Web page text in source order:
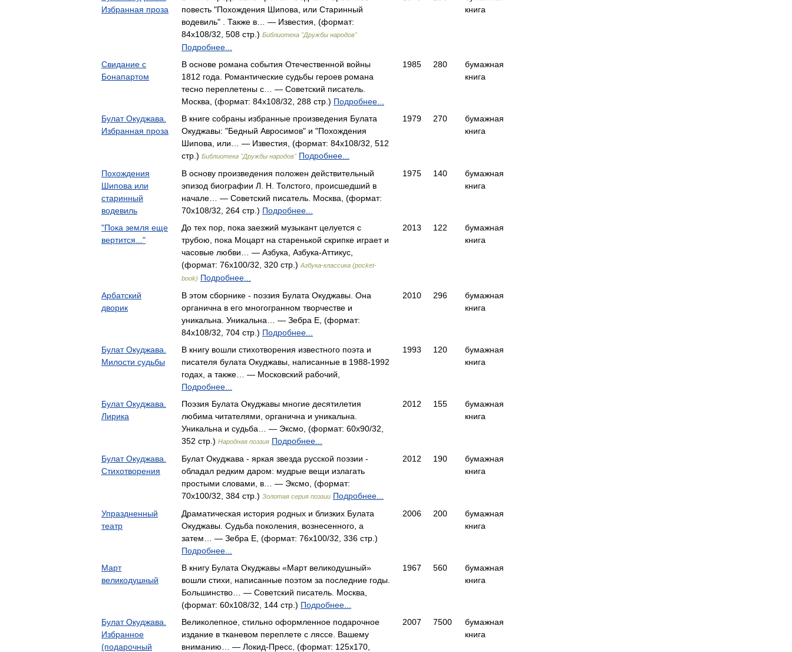
Избранная проза
повесть "Похождения Шипова, или Старинный
водевиль" . Также в… — Известия, (формат:
84x108/32, 508 стр.) Библиотека "Дружбы народов"
Подробнее...
книга
Свидание с
Бонапартом
В основе романа события Отечественной войны
1812 года. Романтические судьбы героев романа
тесно переплетены с… — Советский писатель.
Москва, (формат: 84x108/32, 288 стр.) Подробнее...
1985 280
бумажная
книга
Булат Окуджава.
Избранная проза
В книге собраны избранные произведения Булата
Окуджавы: "Бедный Авросимов" и "Похождения
Шипова, или… — Известия, (формат: 84x108/32, 512
стр.) Библиотека "Дружбы народов" Подробнее...
1979 270
бумажная
книга
Похождения
Шипова или
старинный
водевиль
В основу произведения положен действительный
эпизод биографии Л. Н. Толстого, происшедший в
начале… — Советский писатель. Москва, (формат:
70x108/32, 264 стр.) Подробнее...
1975 140
бумажная
книга
"Пока земля еще
вертится..."
До тех пор, пока заезжий музыкант целуется с
трубою, пока Моцарт на старенькой скрипке играет и
часовые любви… — Азбука, Азбука-Аттикус,
(формат: 76x100/32, 320 стр.) Азбука-классика (pocket-
book) Подробнее...
2013 122
бумажная
книга
Арбатский
дворик
В этом сборнике - поэзия Булата Окуджавы. Она
органична в его многогранном творчестве и
уникальна. Уникальна… — Зебра Е, (формат:
84x108/32, 704 стр.) Подробнее...
2010 296
бумажная
книга
Булат Окуджава.
Милости судьбы
В книгу вошли стихотворения известного поэта и
писателя булата Окуджавы, написанные в 1988-1992
годах, а также… — Московский рабочий,
Подробнее...
1993 120
бумажная
книга
Булат Окуджава.
Лирика
Поэзия Булата Окуджавы многие десятилетия
любима читателями, органична и уникальна.
Уникальна и судьба… — Эксмо, (формат: 60x90/32,
352 стр.) Народная поэзия Подробнее...
2012 155
бумажная
книга
Булат Окуджава.
Стихотворения
Булат Окуджава - яркая звезда русской поэзии -
обладал редким даром: мудрые вещи излагать
простыми словами, в… — Эксмо, (формат:
70x100/32, 384 стр.) Золотая серия поэзии Подробнее...
2012 190
бумажная
книга
Упраздненный
театр
Драматическая история родных и близких Булата
Окуджавы. Судьба поколения, вознесенного, а
затем… — Зебра Е, (формат: 76x100/32, 336 стр.)
Подробнее...
2006 200
бумажная
книга
Март
великодушный
В книгу Булата Окуджавы «Март великодушный»
вошли стихи, написанные поэтом за последние годы.
Большинство… — Советский писатель. Москва,
(формат: 60x108/32, 144 стр.) Подробнее...
1967 560
бумажная
книга
Булат Окуджава.
Избранное
(подарочный
Великолепное, стильно оформленное подарочное
издание в тканевом переплете с ляссе. Вашему
вниманию… — Локид-Пресс, (формат: 125x170,
2007 7500
бумажная
книга